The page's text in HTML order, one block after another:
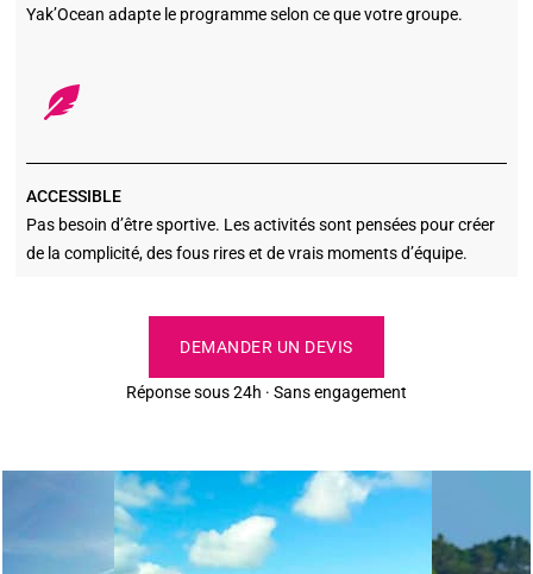
Yak’Ocean adapte le programme selon ce que votre groupe.
ACCESSIBLE
Pas besoin d’être sportive. Les activités sont pensées pour créer
de la complicité, des fous rires et de vrais moments d’équipe.
DEMANDER UN DEVIS
Réponse sous 24h · Sans engagement